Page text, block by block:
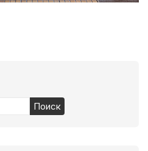
Поиск